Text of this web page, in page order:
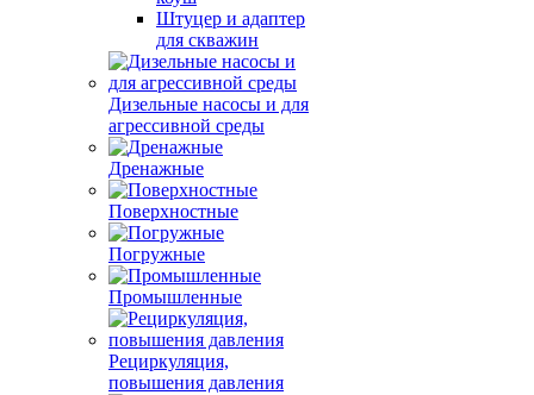
Штуцер и адаптер
для скважин
Дизельные насосы и для
агрессивной среды
Дренажные
Поверхностные
Погружные
Промышленные
Рециркуляция,
повышения давления